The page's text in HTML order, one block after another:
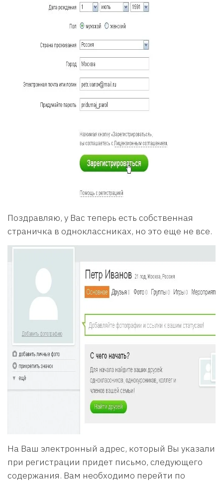
Поздравляю, у Вас теперь есть собственная
страничка в одноклассниках, но это еще не все.
На Ваш электронный адрес, который Вы указали
при регистрации придет письмо, следующего
содержания. Вам необходимо перейти по